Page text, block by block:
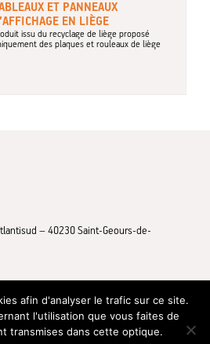
ET PANNEAUX
EN LIÈGE
issu du recyclage de liège proposé
des plaques et rouleaux de liège
– 40230 Saint-Geours-de-
nous Plan du site Liègisol © 2026
afin d'analyser le trafic sur ce site.
l'utilisation que vous faites de
transmises dans cette optique.